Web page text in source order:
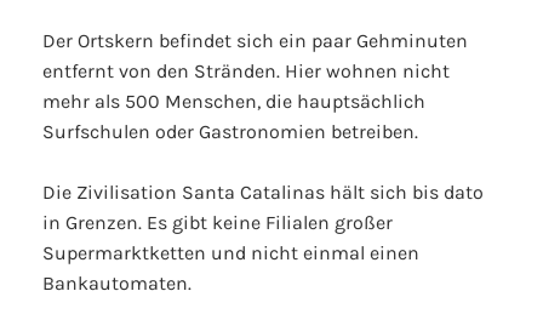
Der Ortskern befindet sich ein paar Gehminuten
entfernt von den Stränden. Hier wohnen nicht
mehr als 500 Menschen, die hauptsächlich
Surfschulen oder Gastronomien betreiben.
Die Zivilisation Santa Catalinas hält sich bis dato
in Grenzen. Es gibt keine Filialen großer
Supermarktketten und nicht einmal einen
Bankautomaten.